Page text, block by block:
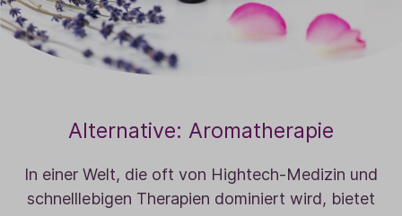
Alternative: Aromatherapie
In einer Welt, die oft von Hightech-Medizin und
schnelllebigen Therapien dominiert wird, bietet